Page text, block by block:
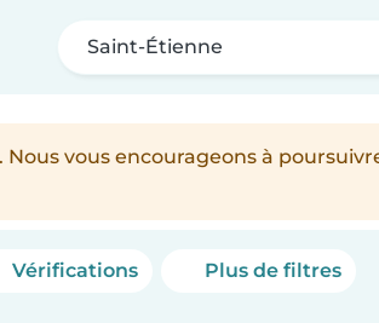
Saint-Étienne
vous encourageons à
Vérifications Plus de filtres